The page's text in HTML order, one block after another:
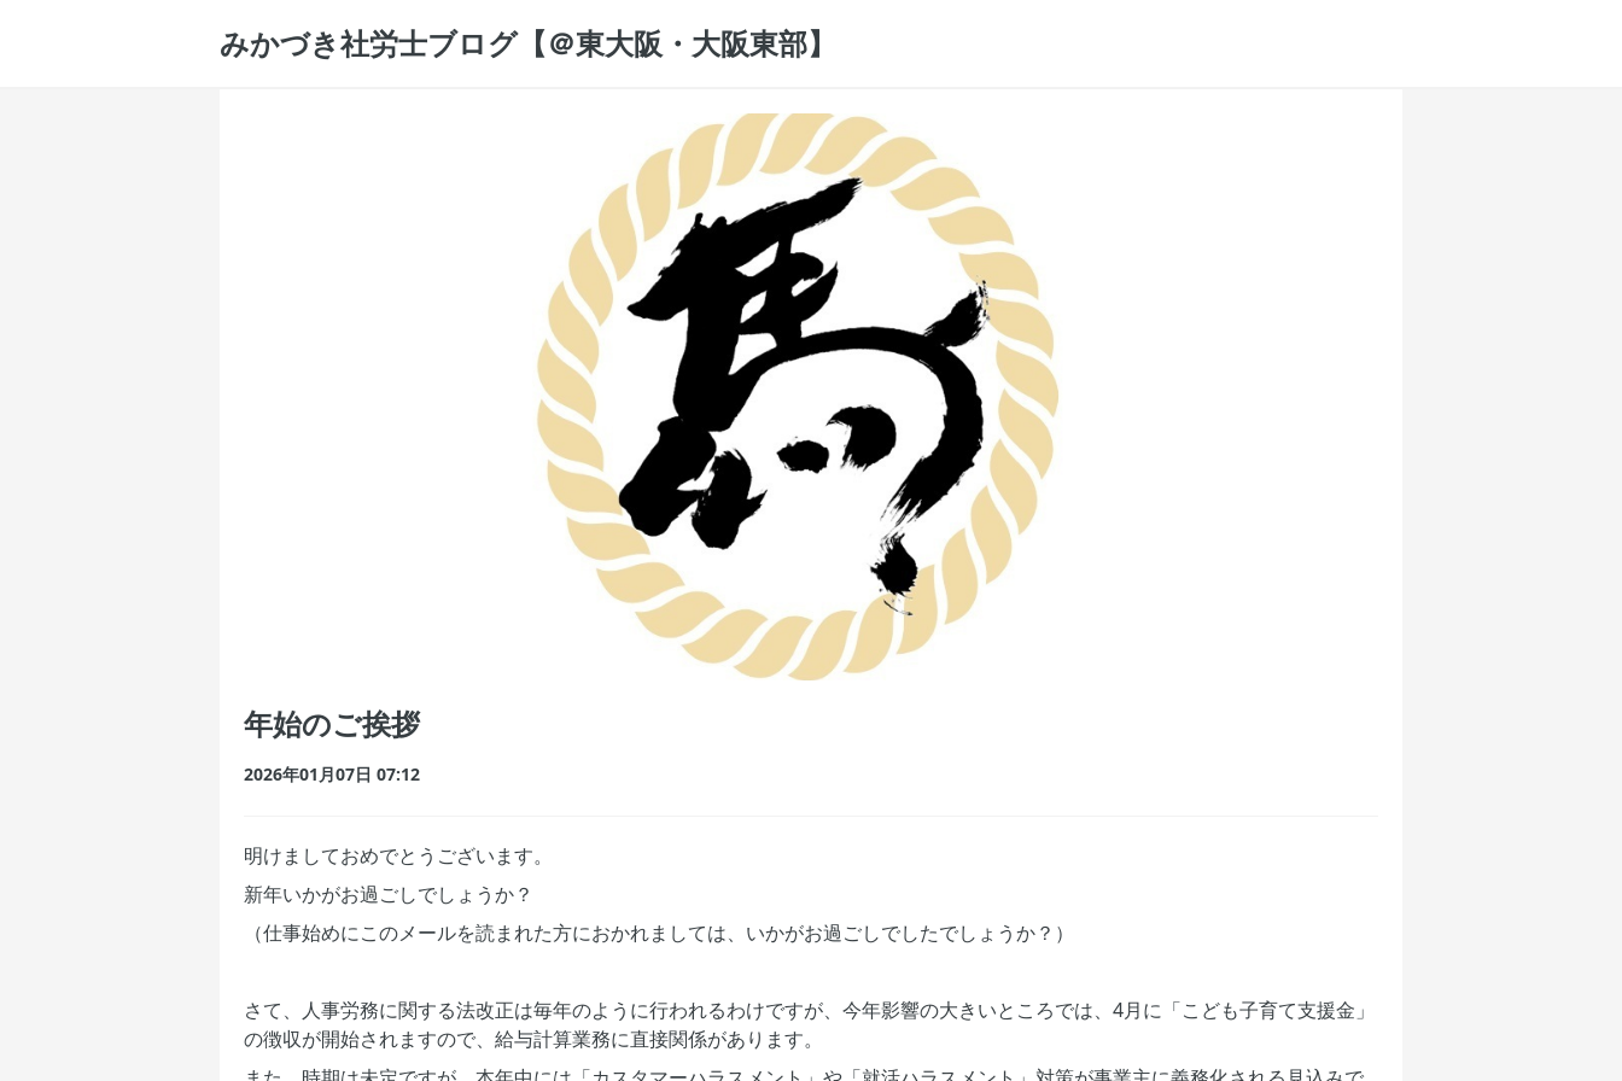
みかづき社労士ブログ【＠東大阪・大阪東部】
年始のご挨拶
2026年01月07日 07:12
明けましておめでとうございます。
新年いかがお過ごしでしょうか？
（仕事始めにこのメールを読まれた方におかれましては、いかがお過ごしでしたでしょうか？）
さて、人事労務に関する法改正は毎年のように行われるわけですが、今年影響の大きいところでは、4月に「こども子育て支援金」
の徴収が開始されますので、給与計算業務に直接関係があります。